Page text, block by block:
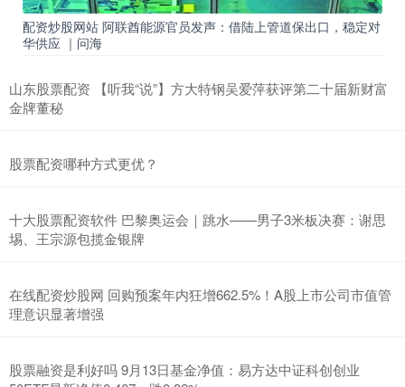
配资炒股网站 阿联酋能源官员发声：借陆上管道保出口，稳定对
华供应 ｜问海
山东股票配资 【听我“说”】方大特钢吴爱萍获评第二十届新财富
金牌董秘
股票配资哪种方式更优？
十大股票配资软件 巴黎奥运会｜跳水——男子3米板决赛：谢思
埸、王宗源包揽金银牌
在线配资炒股网 回购预案年内狂增662.5%！A股上市公司市值管
理意识显著增强
股票融资是利好吗 9月13日基金净值：易方达中证科创创业